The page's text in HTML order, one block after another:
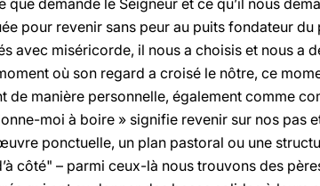
que demande le Seigneur et ce qu’il nous
pour revenir sans peur au puits fondateur
avec miséricorde, il nous a choisis et nous a
où son regard a croisé le nôtre, ce
de manière personnelle, également comme
moi à boire » signifie revenir sur nos pas
ponctuelle, un plan pastoral ou une
côté" – parmi ceux-là nous trouvons des